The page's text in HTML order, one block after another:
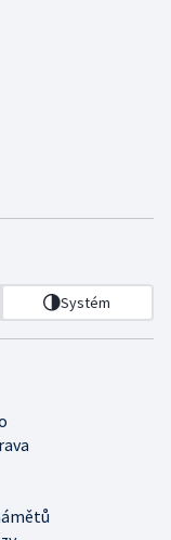
Systém